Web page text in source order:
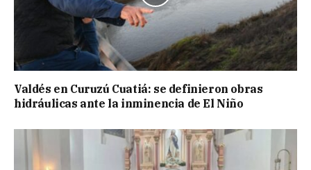
Valdés en Curuzú Cuatiá: se definieron obras
hidráulicas ante la inminencia de El Niño